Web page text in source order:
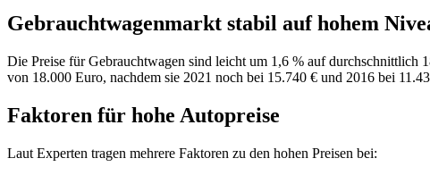
Gebrauchtwagenmarkt stabil auf hohem
Die Preise für Gebrauchtwagen sind leicht um 1,6 % auf durchschnittlich
von 18.000 Euro, nachdem sie 2021 noch bei 15.740 € und 2016 bei
Faktoren für hohe Autopreise
Laut Experten tragen mehrere Faktoren zu den hohen Preisen bei: